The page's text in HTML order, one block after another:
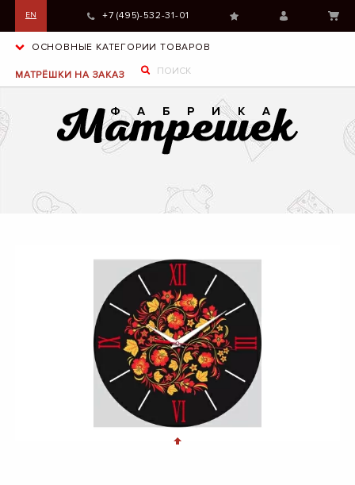
EN +7 (495)-532-31-01
ОСНОВНЫЕ КАТЕГОРИИ ТОВАРОВ
МАТРЁШКИ НА ЗАКАЗ